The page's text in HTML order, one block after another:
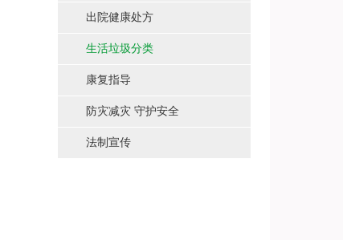
出院健康处方
生活垃圾分类
康复指导
防灾减灾 守护安全
法制宣传